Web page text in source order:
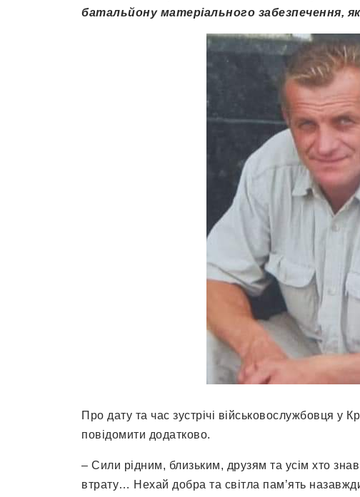
батальйону матеріального забезпечення,
Про дату та час зустрічі військовослужбовця у
повідомити додатково.
– Сили рідним, близьким, друзям та усім хто
втрату… Нехай добра та світла пам’ять